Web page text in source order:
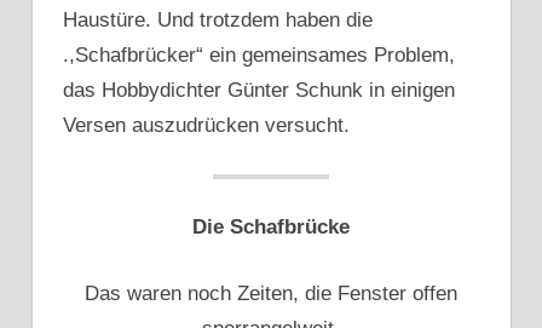
Haustüre. Und trotzdem haben die
.,Schafbrücker“ ein gemeinsames Problem,
das Hobbydichter Günter Schunk in einigen
Versen auszudrücken versucht.
Die Schafbrücke
Das waren noch Zeiten, die Fenster offen